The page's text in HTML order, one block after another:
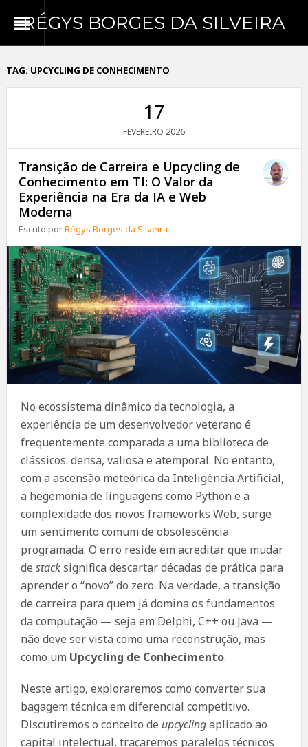
RÉGYS BORGES DA SILVEIRA
TAG: UPCYCLING DE CONHECIMENTO
17
FEVEREIRO 2026
Transição de Carreira e Upcycling de
Conhecimento em TI: O Valor da
Experiência na Era da IA e Web
Moderna
Escrito porRégys Borges da Silveira
No ecossistema dinâmico da tecnologia, a
experiência de um desenvolvedor veterano é
frequentemente comparada a uma biblioteca de
clássicos: densa, valiosa e atemporal. No entanto,
com a ascensão meteórica da Inteligência Artificial,
a hegemonia de linguagens como Python e a
complexidade dos novos frameworks Web, surge
um sentimento comum de obsolescência
programada. O erro reside em acreditar que mudar
de stacksignifica descartar décadas de prática para
aprender o “novo” do zero. Na verdade, a transição
de carreira para quem já domina os fundamentos
da computação — seja em Delphi, C++ ou Java —
não deve ser vista como uma reconstrução, mas
como um Upcycling de Conhecimento.
Neste artigo, exploraremos como converter sua
bagagem técnica em diferencial competitivo.
Discutiremos o conceito de upcyclingaplicado ao
capital intelectual, traçaremos paralelos técnicos